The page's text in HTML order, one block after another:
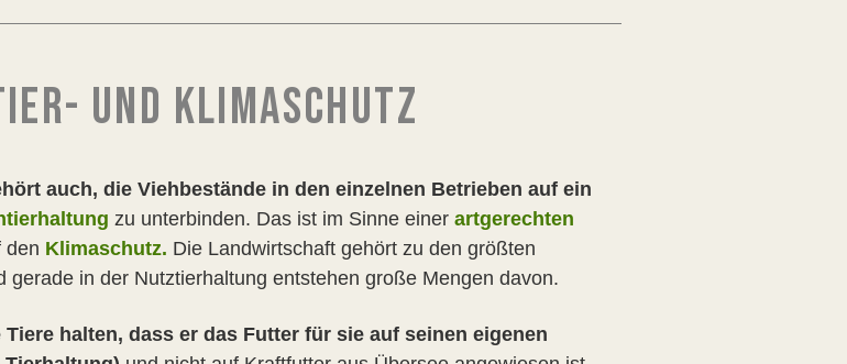
UND KLIMASCHUTZ
auch, die Viehbestände in den einzelnen Betrieben auf ein
zu unterbinden. Das ist im Sinne einer artgerechten
den Klimaschutz. Die Landwirtschaft gehört zu den größten
in der Nutztierhaltung entstehen große Mengen davon.
halten, dass er das Futter für sie auf seinen eigenen